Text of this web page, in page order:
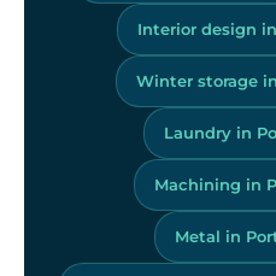
Interior design
Winter storage
Laundry in
Machining in
Metal in